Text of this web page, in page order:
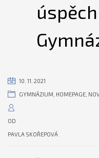
10. 11. 2021
GYMNÁZIUM HOMEPAGE
OD
PAVLA SKOŘEPOVÁ